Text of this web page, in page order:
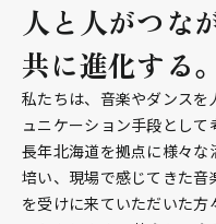
人と人がつな
共に進化する。
私たちは、音楽やダンスを
ュニケーション手段とし
長年北海道を拠点に様々
培い、現場で感じてきた
を受けに来ていただいた